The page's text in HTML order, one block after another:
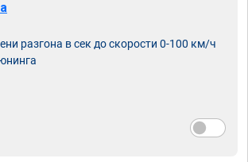
разгона в сек до скорости 0-100 км/ч